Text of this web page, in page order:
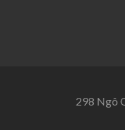
298 Ngô